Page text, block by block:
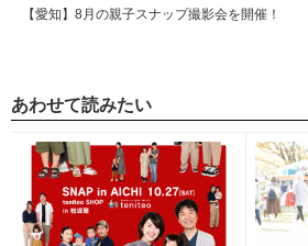
【愛知】8月の親子スナップ撮影会を開催！
あわせて読みたい